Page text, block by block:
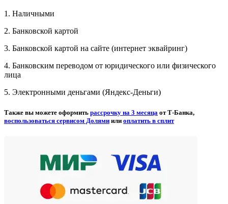
1. Наличными
2. Банковской картой
3. Банковской картой на сайте (интернет эквайринг)
4. Банковским переводом от юридического или физического
лица
5. Электронными деньгами (Яндекс-Деньги)
Также вы можете оформить рассрочку на 3 месяца от Т-Банка,
воспользоваться сервисом Долями или оплатить в сплит